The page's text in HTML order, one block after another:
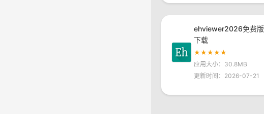
ehviewer2026免费版
下载
★★★★★
应用大小：30.8MB
更新时间：2026-07-21